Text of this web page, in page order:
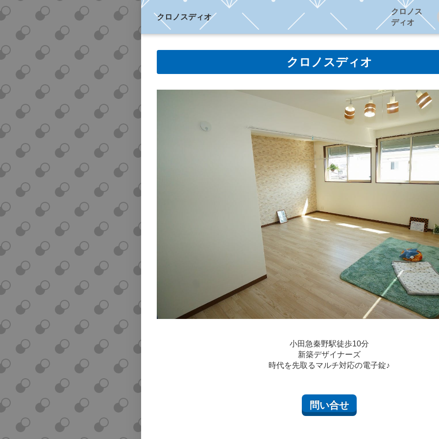
クロノスディオ
クロノス
ディオ
クロノスディオ
小田急秦野駅徒歩10分
新築デザイナーズ
時代を先取るマルチ対応の電子錠♪
問い合せ